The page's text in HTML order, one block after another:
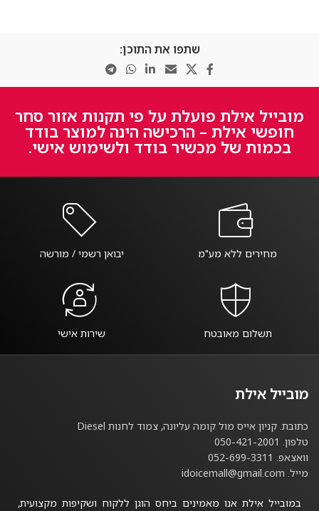
שתפו את התוכן:
מובייל אילת פועלת על פי תקנות אזור סחר
חופשי אילת – הרכישה הינה למוצר בודד
בכמות של מכשיר בודד ולשימוש אישי.
מחירים ללא מע"מ יבואן רשמי / מורשה
תשלום מאובטח שירות אישי
מובייל אילת
כתובת. קניון אייס מול קומה עליונה, צמוד לחנות Diesel
טלפון. 050-421-2001
וואצאפ. 052-699-3311
מייל. idoicemall@gmail.com
במובייל אילת אנו מאמינים ביחס הוגן ללקוח ושקיפות מקצועית,